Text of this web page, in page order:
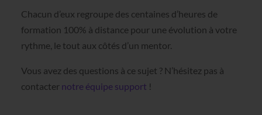
Chacun d’eux regroupe des centaines d’heures de
formation 100% à distance pour une évolution à votre
rythme, le tout aux côtés d’un mentor.
Vous avez des questions à ce sujet ? N’hésitez pas à
contacter notre équipe support !